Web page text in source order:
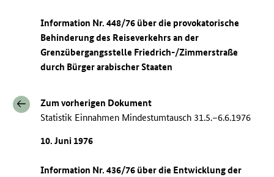
Information Nr. 448/76 über die provokatorische
Behinderung des Reiseverkehrs an der
Grenzübergangsstelle Friedrich-/Zimmerstraße
durch Bürger arabischer Staaten
Zum vorherigen Dokument
Statistik Einnahmen Mindestumtausch 31.5.–6.6.1976
10. Juni 1976
Information Nr. 436/76 über die Entwicklung der